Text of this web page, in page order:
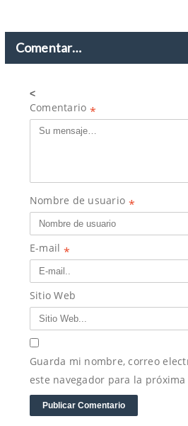
Comentar…
<
Comentario *
Nombre de usuario *
E-mail *
Sitio Web
Guarda mi nombre, correo
este navegador para la